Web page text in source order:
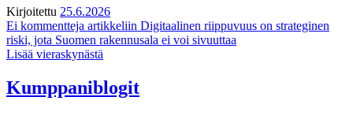
Kirjoitettu 25.6.2026
Ei kommentteja artikkeliin Digitaalinen riippuvuus on strateginen
riski, jota Suomen rakennusala ei voi sivuuttaa
Lisää vieraskynästä
Kumppaniblogit